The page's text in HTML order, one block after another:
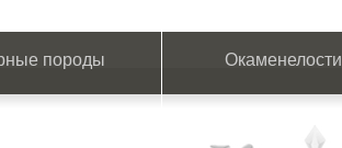
породы Окаменелости